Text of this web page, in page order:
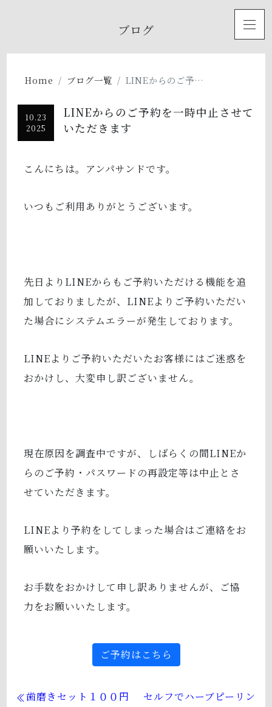
ブログ
Home ブログ一覧 LINEからのご予…
10.23
2025
LINEからのご予約を一時中止させて
いただきます
こんにちは。アンパサンドです。
いつもご利用ありがとうございます。
先日よりLINEからもご予約いただける機能を追
加しておりましたが、LINEよりご予約いただい
た場合にシステムエラーが発生しております。
LINEよりご予約いただいたお客様にはご迷惑を
おかけし、大変申し訳ございません。
現在原因を調査中ですが、しばらくの間LINEか
らのご予約・パスワードの再設定等は中止とさ
せていただきます。
LINEより予約をしてしまった場合はご連絡をお
願いいたします。
お手数をおかけして申し訳ありませんが、ご協
力をお願いいたします。
ご予約はこちら
歯磨きセット１００円
セルフでハーブピーリン